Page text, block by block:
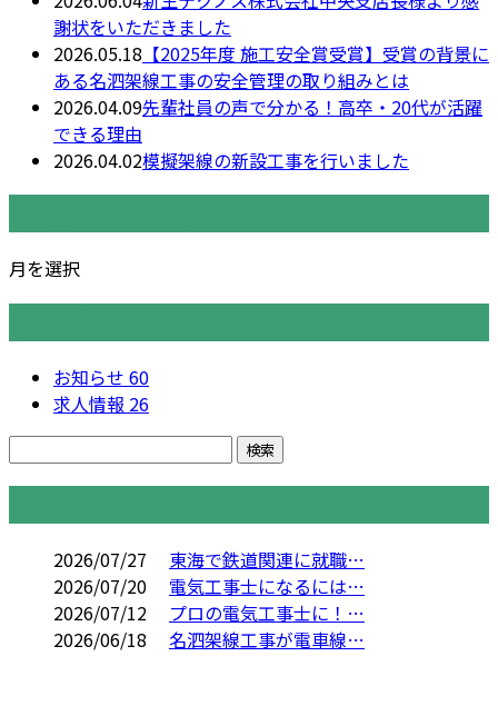
謝状をいただきました
2026.05.18 【2025年度 施工安全賞受賞】受賞の背景に
ある名泗架線工事の安全管理の取り組みとは
2026.04.09先輩社員の声で分かる！高卒・20代が活躍
できる理由
2026.04.02模擬架線の新設工事を行いました
月を選択
お知らせ 60
求人情報 26
2026/07/27
東海で鉄道関連に就職…
2026/07/20
電気工事士になるには…
2026/07/12
プロの電気工事士に！…
2026/06/18
名泗架線工事が電車線…